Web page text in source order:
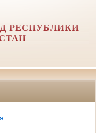
РЕСПУБЛИКИ